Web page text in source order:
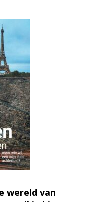
wereld van